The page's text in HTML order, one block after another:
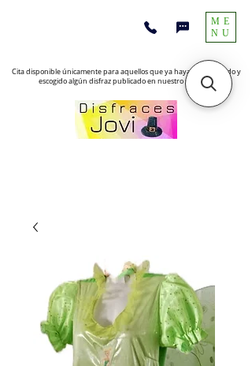
Cita disponible únicamente para aquellos que ya hayan encontrado y
escogido algún disfraz publicado en nuestro sitio web
ME
NU